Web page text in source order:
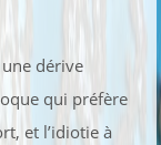
dérive
qui préfère
et l’idiotie à